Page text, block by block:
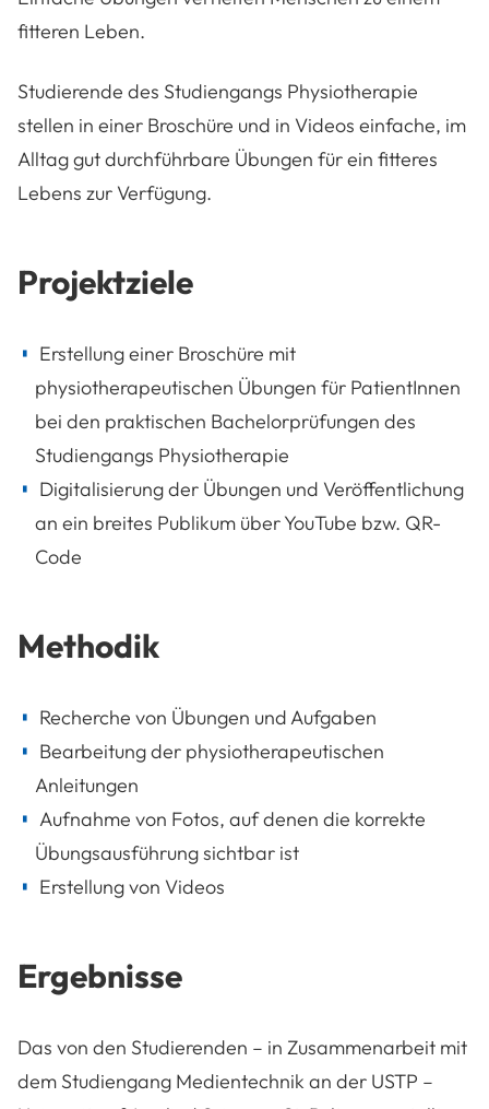
fitteren Leben.
Studierende des Studiengangs Physiotherapie
stellen in einer Broschüre und in Videos einfache, im
Alltag gut durchführbare Übungen für ein fitteres
Lebens zur Verfügung.
Projektziele
Erstellung einer Broschüre mit
physiotherapeutischen Übungen für PatientInnen
bei den praktischen Bachelorprüfungen des
Studiengangs Physiotherapie
Digitalisierung der Übungen und Veröffentlichung
an ein breites Publikum über YouTube bzw. QR-
Code
Methodik
Recherche von Übungen und Aufgaben
Bearbeitung der physiotherapeutischen
Anleitungen
Aufnahme von Fotos, auf denen die korrekte
Übungsausführung sichtbar ist
Erstellung von Videos
Ergebnisse
Das von den Studierenden – in Zusammenarbeit mit
dem Studiengang Medientechnik an der USTP –